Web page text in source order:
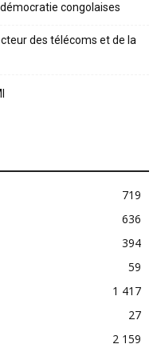
congolaises
des télécoms et de la
719
636
394
59
1 417
27
2 159